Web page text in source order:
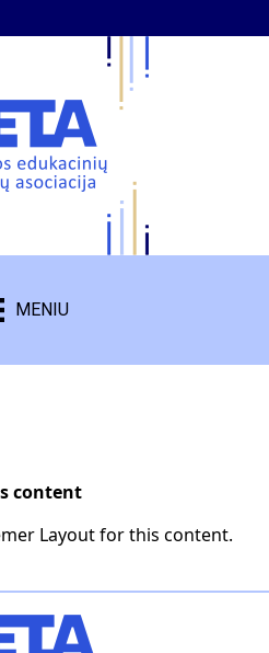
MENIU
content
Layout for this content.